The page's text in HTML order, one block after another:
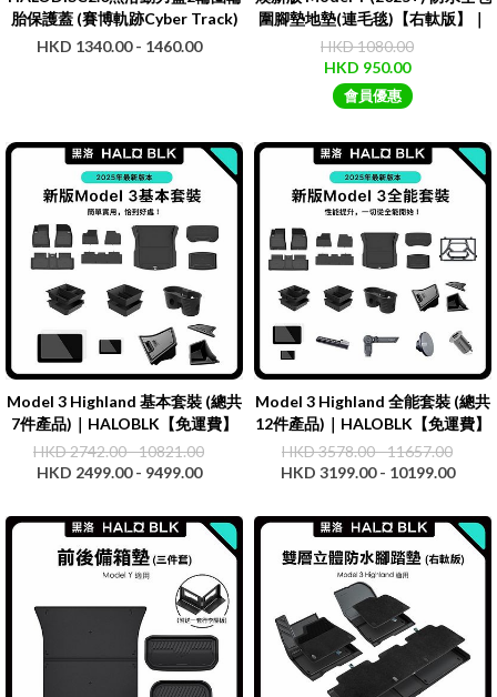
胎保護蓋 (賽博軌跡Cyber Track)
｜HALOBLK
HKD 1340.00 - 1460.00
圍腳墊地墊(連毛毯)【右軚版】｜
HALOBLK【免運費】
HKD 1080.00
HKD 950.00
會員優惠
Model 3 Highland 基本套裝 (總共
7件產品)｜HALOBLK【免運費】
HKD 2742.00 - 10821.00
HKD 2499.00 - 9499.00
Model 3 Highland 全能套裝 (總共
12件產品)｜HALOBLK【免運費】
HKD 3578.00 - 11657.00
HKD 3199.00 - 10199.00